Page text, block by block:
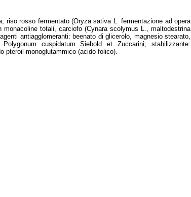
rosso fermentato (Oryza sativa L. fermentazione ad opera
totali, carciofo (Cynara scolymus L., maltodestrina
antiagglomeranti: beenato di glicerolo, magnesio stearato,
cuspidatum Siebold et Zuccarini; stabilizzante:
pteroil-monoglutammico (acido folico).